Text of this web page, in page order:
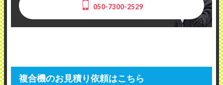
050-7300-2529
複合機のお見積り依頼はこちら